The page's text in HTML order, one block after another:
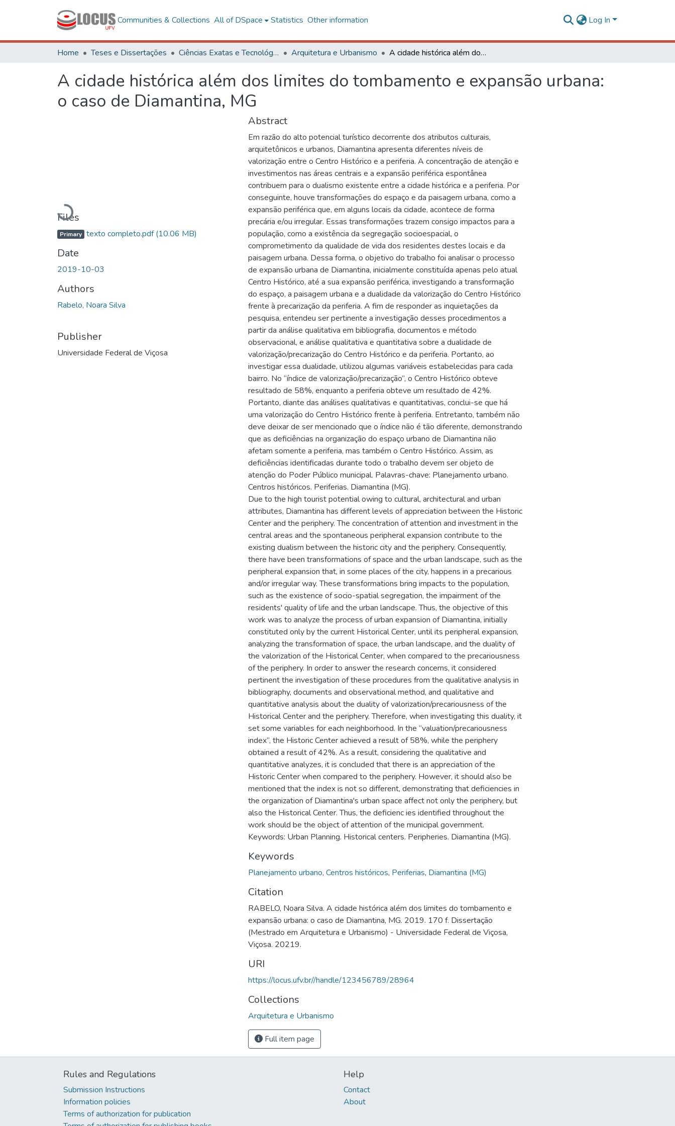
Communities & Collections All of DSpace Statistics Other information Log In
Home Teses e Dissertações Ciências Exatas e Tecnológicas Arquitetura e Urbanismo A cidade histórica além dos limites do tombamento e expansão urbana: o caso de Diamantina, MG
A cidade histórica além dos limites do tombamento e expansão urbana:
o caso de Diamantina, MG
Loading...
Files
Primary texto completo.pdf(10.06 MB)
Date
2019-10-03
Authors
Rabelo, Noara Silva
Publisher
Universidade Federal de Viçosa
Abstract
Em razão do alto potencial turístico decorrente dos atributos culturais,
arquitetônicos e urbanos, Diamantina apresenta diferentes níveis de
valorização entre o Centro Histórico e a periferia. A concentração de atenção e
investimentos nas áreas centrais e a expansão periférica espontânea
contribuem para o dualismo existente entre a cidade histórica e a periferia. Por
conseguinte, houve transformações do espaço e da paisagem urbana, como a
expansão periférica que, em alguns locais da cidade, acontece de forma
precária e/ou irregular. Essas transformações trazem consigo impactos para a
população, como a existência da segregação socioespacial, o
comprometimento da qualidade de vida dos residentes destes locais e da
paisagem urbana. Dessa forma, o objetivo do trabalho foi analisar o processo
de expansão urbana de Diamantina, inicialmente constituída apenas pelo atual
Centro Histórico, até a sua expansão periférica, investigando a transformação
do espaço, a paisagem urbana e a dualidade da valorização do Centro Histórico
frente à precarização da periferia. A fim de responder as inquietações da
pesquisa, entendeu ser pertinente a investigação desses procedimentos a
partir da análise qualitativa em bibliografia, documentos e método
observacional, e análise qualitativa e quantitativa sobre a dualidade de
valorização/precarização do Centro Histórico e da periferia. Portanto, ao
investigar essa dualidade, utilizou algumas variáveis estabelecidas para cada
bairro. No “índice de valorização/precarização”, o Centro Histórico obteve
resultado de 58%, enquanto a periferia obteve um resultado de 42%.
Portanto, diante das análises qualitativas e quantitativas, conclui-se que há
uma valorização do Centro Histórico frente à periferia. Entretanto, também não
deve deixar de ser mencionado que o índice não é tão diferente, demonstrando
que as deficiências na organização do espaço urbano de Diamantina não
afetam somente a periferia, mas também o Centro Histórico. Assim, as
deficiências identificadas durante todo o trabalho devem ser objeto de
atenção do Poder Público municipal. Palavras-chave: Planejamento urbano.
Centros históricos. Periferias. Diamantina (MG).
Due to the high tourist potential owing to cultural, architectural and urban
attributes, Diamantina has different levels of appreciation between the Historic
Center and the periphery. The concentration of attention and investment in the
central areas and the spontaneous peripheral expansion contribute to the
existing dualism between the historic city and the periphery. Consequently,
there have been transformations of space and the urban landscape, such as the
peripheral expansion that, in some places of the city, happens in a precarious
and/or irregular way. These transformations bring impacts to the population,
such as the existence of socio-spatial segregation, the impairment of the
residents' quality of life and the urban landscape. Thus, the objective of this
work was to analyze the process of urban expansion of Diamantina, initially
constituted only by the current Historical Center, until its peripheral expansion,
analyzing the transformation of space, the urban landscape, and the duality of
the valorization of the Historical Center, when compared to the precariousness
of the periphery. In order to answer the research concerns, it considered
pertinent the investigation of these procedures from the qualitative analysis in
bibliography, documents and observational method, and qualitative and
quantitative analysis about the duality of valorization/precariousness of the
Historical Center and the periphery. Therefore, when investigating this duality, it
set some variables for each neighborhood. In the “valuation/precariousness
index”, the Historic Center achieved a result of 58%, while the periphery
obtained a result of 42%. As a result, considering the qualitative and
quantitative analyzes, it is concluded that there is an appreciation of the
Historic Center when compared to the periphery. However, it should also be
mentioned that the index is not so different, demonstrating that deficiencies in
the organization of Diamantina's urban space affect not only the periphery, but
also the Historical Center. Thus, the deficienc ies identified throughout the
work should be the object of attention of the municipal government.
Keywords: Urban Planning. Historical centers. Peripheries. Diamantina (MG).
Keywords
Planejamento urbano, Centros históricos, Periferias, Diamantina (MG)
Citation
RABELO, Noara Silva. A cidade histórica além dos limites do tombamento e
expansão urbana: o caso de Diamantina, MG. 2019. 170 f. Dissertação
(Mestrado em Arquitetura e Urbanismo) - Universidade Federal de Viçosa,
Viçosa. 20219.
URI
https://locus.ufv.br//handle/123456789/28964
Collections
Arquitetura e Urbanismo
Full item page
Rules and Regulations
Submission Instructions
Information policies
Terms of authorization for publication
Help
Contact
About